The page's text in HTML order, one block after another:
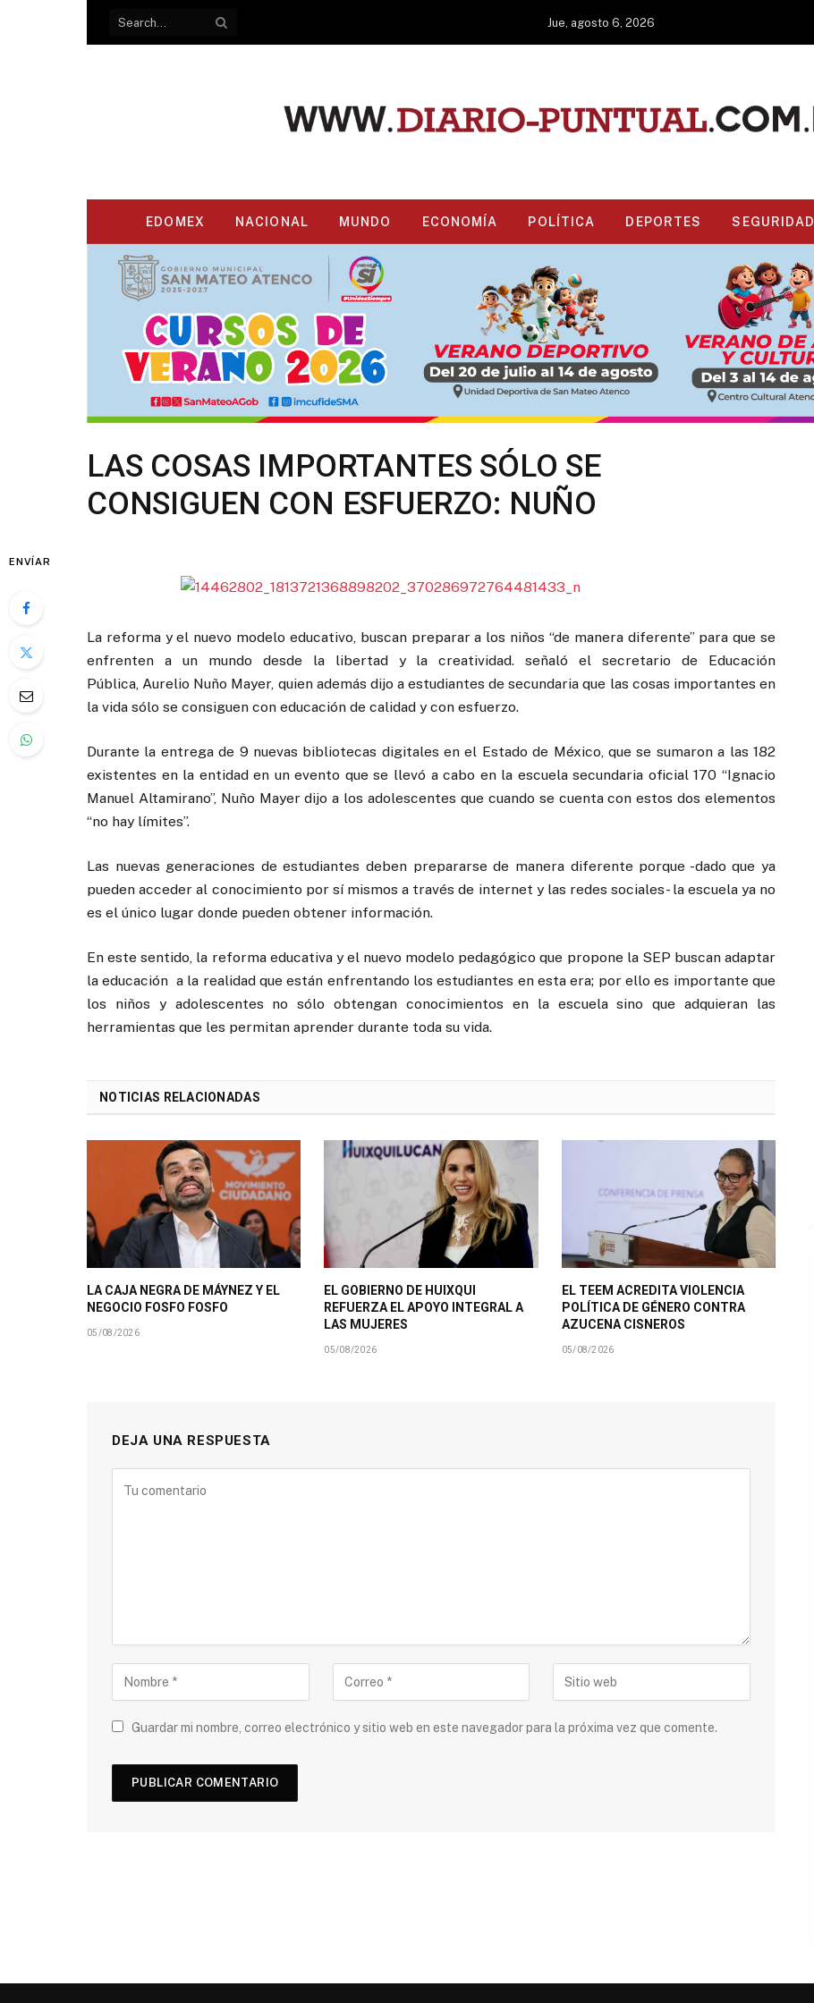
Jue, agosto 6, 2026
EDOMEX NACIONAL MUNDO ECONOMÍA POLÍTICA DEPORTES SEGURIDAD
LAS COSAS IMPORTANTES SÓLO SE
CONSIGUEN CON ESFUERZO: NUÑO
ENVÍAR
La reforma y el nuevo modelo educativo, buscan preparar a los niños “de manera diferente” para que se
enfrenten a un mundo desde la libertad y la creatividad. señaló el secretario de Educación
Pública, Aurelio Nuño Mayer, quien además dijo a estudiantes de secundaria que las cosas importantes en
la vida sólo se consiguen con educación de calidad y con esfuerzo.
Durante la entrega de 9 nuevas bibliotecas digitales en el Estado de México, que se sumaron a las 182
existentes en la entidad en un evento que se llevó a cabo en la escuela secundaria oficial 170 “Ignacio
Manuel Altamirano”, Nuño Mayer dijo a los adolescentes que cuando se cuenta con estos dos elementos
“no hay límites”.
Las nuevas generaciones de estudiantes deben prepararse de manera diferente porque -dado que ya
pueden acceder al conocimiento por sí mismos a través de internet y las redes sociales- la escuela ya no
es el único lugar donde pueden obtener información.
En este sentido, la reforma educativa y el nuevo modelo pedagógico que propone la SEP buscan adaptar
la educación a la realidad que están enfrentando los estudiantes en esta era; por ello es importante que
los niños y adolescentes no sólo obtengan conocimientos en la escuela sino que adquieran las
herramientas que les permitan aprender durante toda su vida.
NOTICIAS RELACIONADAS
LA CAJA NEGRA DE MÁYNEZ Y EL
NEGOCIO FOSFO FOSFO
05/08/2026
EL GOBIERNO DE HUIXQUI
REFUERZA EL APOYO INTEGRAL A
LAS MUJERES
05/08/2026
EL TEEM ACREDITA VIOLENCIA
POLÍTICA DE GÉNERO CONTRA
AZUCENA CISNEROS
05/08/2026
DEJA UNA RESPUESTA
Guardar mi nombre, correo electrónico y sitio web en este navegador para la próxima vez que comente.